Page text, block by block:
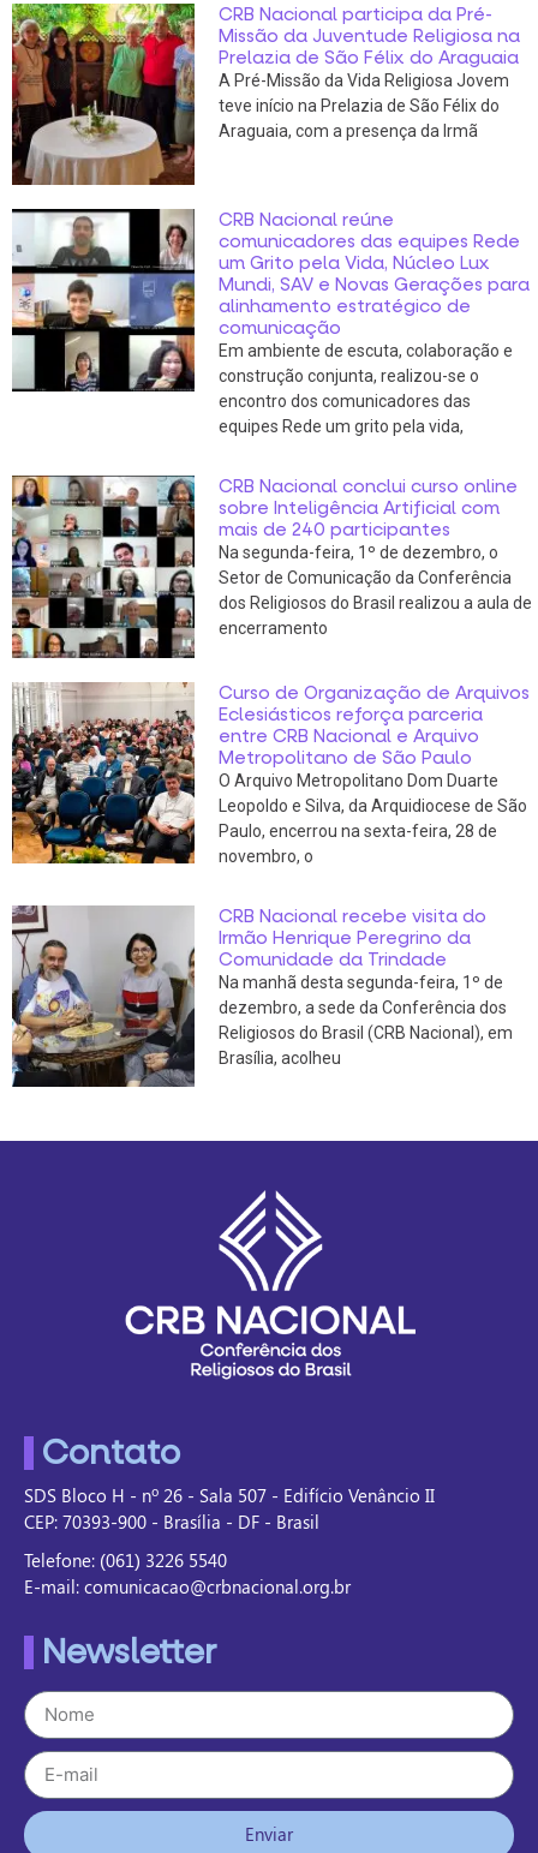
CRB Nacional participa da Pré-
Missão da Juventude Religiosa na
Prelazia de São Félix do Araguaia
A Pré-Missão da Vida Religiosa Jovem
teve início na Prelazia de São Félix do
Araguaia, com a presença da Irmã
CRB Nacional reúne
comunicadores das equipes Rede
um Grito pela Vida, Núcleo Lux
Mundi, SAV e Novas Gerações para
alinhamento estratégico de
comunicação
Em ambiente de escuta, colaboração e
construção conjunta, realizou-se o
encontro dos comunicadores das
equipes Rede um grito pela vida,
CRB Nacional conclui curso online
sobre Inteligência Artificial com
mais de 240 participantes
Na segunda-feira, 1º de dezembro, o
Setor de Comunicação da Conferência
dos Religiosos do Brasil realizou a aula de
encerramento
Curso de Organização de Arquivos
Eclesiásticos reforça parceria
entre CRB Nacional e Arquivo
Metropolitano de São Paulo
O Arquivo Metropolitano Dom Duarte
Leopoldo e Silva, da Arquidiocese de São
Paulo, encerrou na sexta-feira, 28 de
novembro, o
CRB Nacional recebe visita do
Irmão Henrique Peregrino da
Comunidade da Trindade
Na manhã desta segunda-feira, 1º de
dezembro, a sede da Conferência dos
Religiosos do Brasil (CRB Nacional), em
Brasília, acolheu
Contato
SDS Bloco H - nº 26 - Sala 507 - Edifício Venâncio II
CEP: 70393-900 - Brasília - DF - Brasil
Telefone: (061) 3226 5540
E-mail: comunicacao@crbnacional.org.br
Newsletter
Enviar